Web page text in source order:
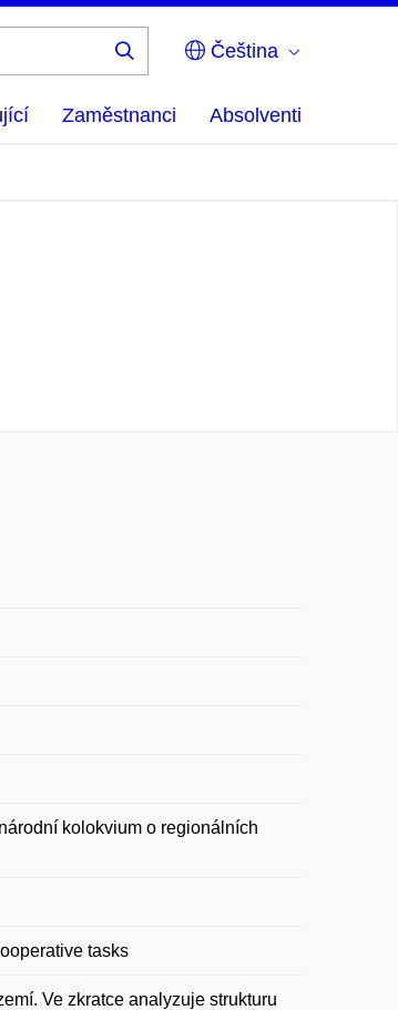
Čeština
Zaměstnanci Absolventi
kolokvium o regionálních
tasks
Ve zkratce analyzuje strukturu